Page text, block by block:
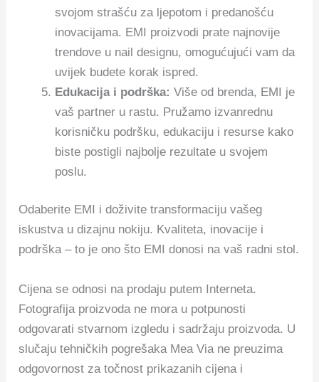
svojom strašću za ljepotom i predanošću
inovacijama. EMI proizvodi prate najnovije
trendove u nail designu, omogućujući vam da
uvijek budete korak ispred.
Edukacija i podrška: Više od brenda, EMI je
vaš partner u rastu. Pružamo izvanrednu
korisničku podršku, edukaciju i resurse kako
biste postigli najbolje rezultate u svojem
poslu.
Odaberite EMI i doživite transformaciju vašeg
iskustva u dizajnu nokiju. Kvaliteta, inovacije i
podrška – to je ono što EMI donosi na vaš radni stol.
Cijena se odnosi na prodaju putem Interneta.
Fotografija proizvoda ne mora u potpunosti
odgovarati stvarnom izgledu i sadržaju proizvoda. U
slučaju tehničkih pogrešaka Mea Via ne preuzima
odgovornost za točnost prikazanih cijena i